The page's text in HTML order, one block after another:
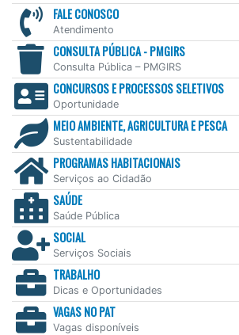
FALE CONOSCO
Atendimento
CONSULTA PÚBLICA - PMGIRS
Consulta Pública – PMGIRS
CONCURSOS E PROCESSOS SELETIVOS
Oportunidade
MEIO AMBIENTE, AGRICULTURA E PESCA
Sustentabilidade
PROGRAMAS HABITACIONAIS
Serviços ao Cidadão
SAÚDE
Saúde Pública
SOCIAL
Serviços Sociais
TRABALHO
Dicas e Oportunidades
VAGAS NO PAT
Vagas disponíveis